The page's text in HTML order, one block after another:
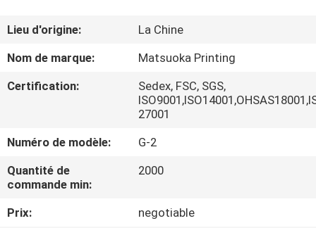
DE
NOUS
VISITE
CONTRÔLE
DE
QUALITÉ
Lieu d'origine:
La Chine
Nom de marque:
Matsuoka Printing
Certification:
Sedex, FSC, SGS,
27001
Numéro de modèle:
G-2
Quantité de
commande min:
2000
Prix:
negotiable